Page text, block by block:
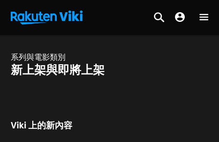
系列與電影類別
新上架與即將上架
Viki 上的新內容